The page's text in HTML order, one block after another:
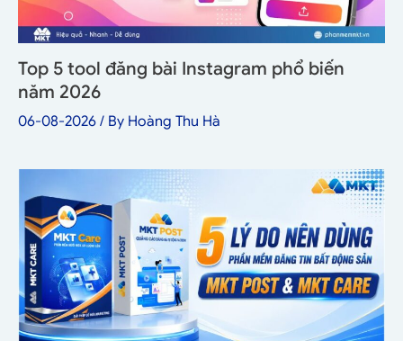
Top 5 tool đăng bài Instagram phổ biến
năm 2026
06-08-2026 / By Hoàng Thu Hà